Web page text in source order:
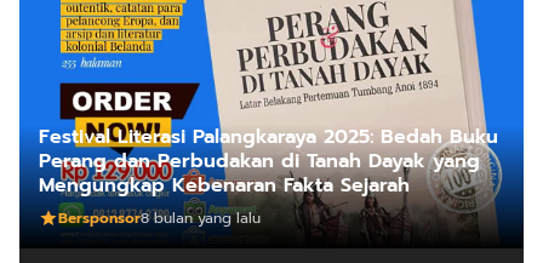
Festival Literasi Palangkaraya 2025: Bedah Buku
Perang dan Perbudakan di Tanah Dayak yang
Mengungkap Kebenaran Fakta Sejarah
Bersponsor8 bulan yang lalu